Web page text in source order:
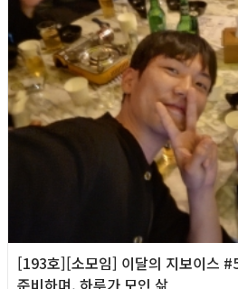
[193호][소모임] 이달의 지보이스
준비하며, 하루가 모인 삶